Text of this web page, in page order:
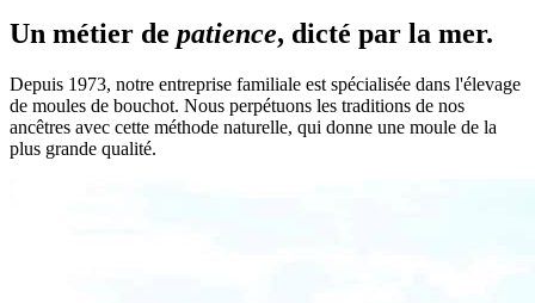
Un métier de patience, dicté par la mer.
Depuis 1973, notre entreprise familiale est spécialisée dans l'élevage
de moules de bouchot. Nous perpétuons les traditions de nos
ancêtres avec cette méthode naturelle, qui donne une moule de la
plus grande qualité.